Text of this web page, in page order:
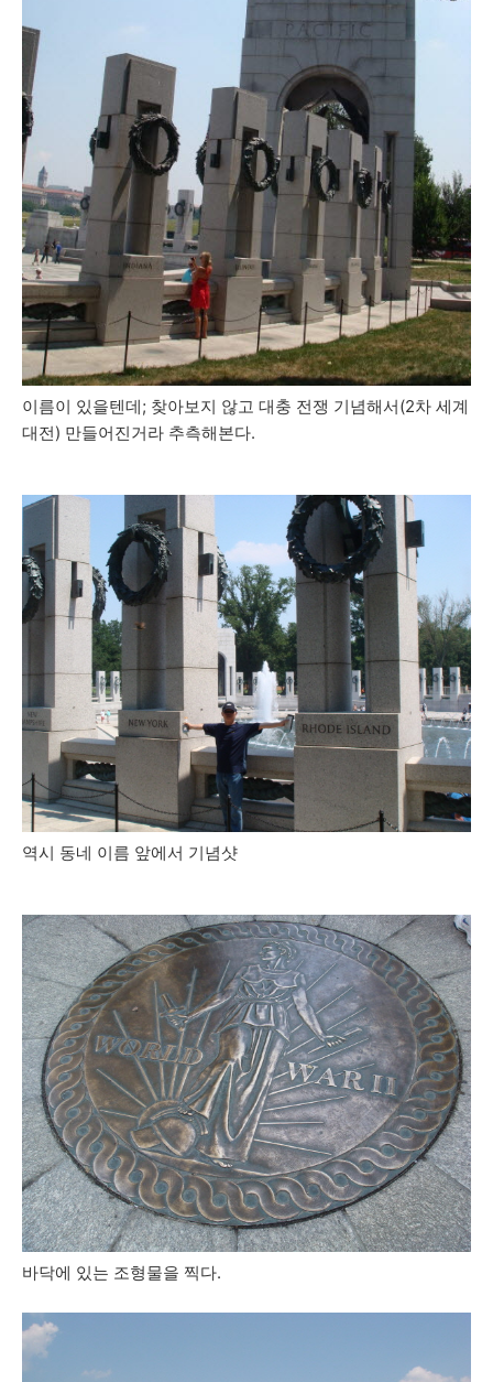
이름이 있을텐데; 찾아보지 않고 대충 전쟁 기념해서(2차 세계
대전) 만들어진거라 추측해본다.
역시 동네 이름 앞에서 기념샷
바닥에 있는 조형물을 찍다.